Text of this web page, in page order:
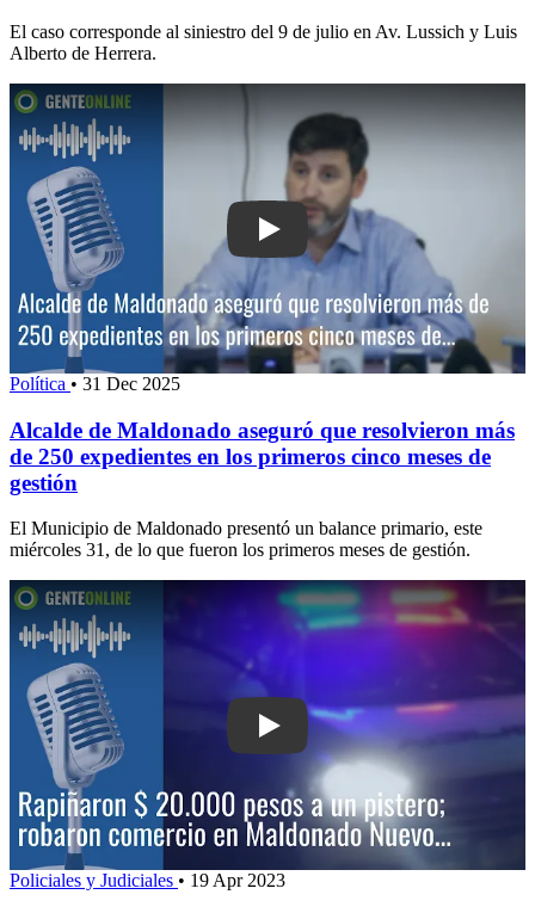
El caso corresponde al siniestro del 9 de julio en Av. Lussich y Luis
Alberto de Herrera.
Play: Alcalde de Maldonado aseguró
Política • 31 Dec 2025
Alcalde de Maldonado aseguró que resolvieron más
de 250 expedientes en los primeros cinco meses de
gestión
El Municipio de Maldonado presentó un balance primario, este
miércoles 31, de lo que fueron los primeros meses de gestión.
Play: Rapiñaron $ 20.000 pesos a un
Policiales y Judiciales • 19 Apr 2023